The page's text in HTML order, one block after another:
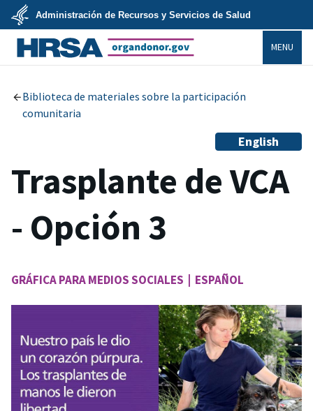
Skip
main
content
U.S.
Department
of
Health
Services
Administración de Recursos y Servicios de Salud
MENU
Biblioteca de materiales sobre la participación
comunitaria
English
Trasplante de VCA
- Opción 3
GRÁFICA PARA MEDIOS SOCIALES | ESPAÑOL
Image